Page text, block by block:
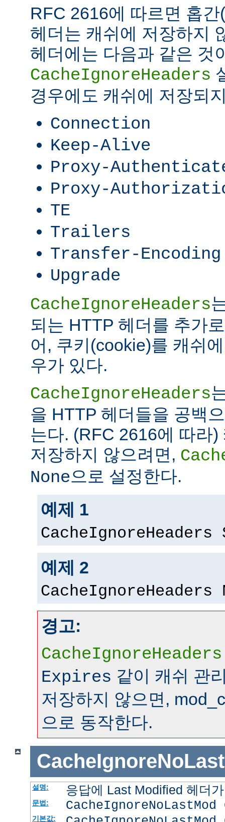
RFC 2616에 따르면 홉
헤더는 캐쉬에 저장하지
헤더에는 다음과 같은 것
CacheIgnoreHeaders
경우에도 캐쉬에 저장되
Connection
Keep-Alive
Proxy-
Proxy-
TE
Trailers
Transfer-Encoding
Upgrade
CacheIgnoreHeaders
되는 HTTP 헤더를 추가
어, 쿠키(cookie)를 캐쉬
우가 있다.
CacheIgnoreHeaders
을 HTTP 헤더들을 공백
는다. (RFC 2616에 따라
저장하지 않으려면,
None으로 설정한다.
예제 1
CacheIgnoreHeaders
예제 2
CacheIgnoreHeaders
경고:
CacheIgnoreHeaders
Expires 같이 캐쉬 관
저장하지 않으면,
으로 동작한다.
설명: 응답에 Last Modified 헤더
문법:
기본값: